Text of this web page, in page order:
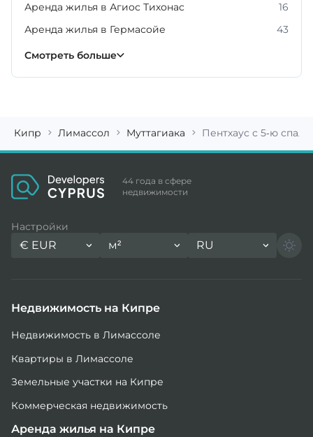
Аренда жилья в Агиос Тихонас
16
Аренда жилья в Гермасойе
43
Аренда жилья в Като Полемидии
Аренда жилья в Меса Гейтония
Аренда жилья в Муттагиаке
Аренда жилья в Пареклисии
Аренда жилья в Пиргосе
Смотреть больше
Кипр Лимассол Муттагиака Пентхаус с 5-ю
44 года в сфере
недвижимости
Настройки
€ EUR м² RU
Недвижимость на Кипре
Недвижимость в Лимассоле
Квартиры в Лимассоле
Земельные участки на Кипре
Коммерческая недвижимость
Аренда жилья на Кипре